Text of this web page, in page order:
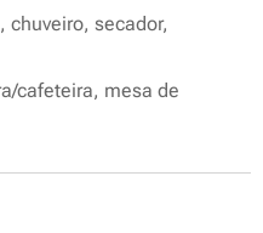
chuveiro, secador,
cafeteira, mesa de